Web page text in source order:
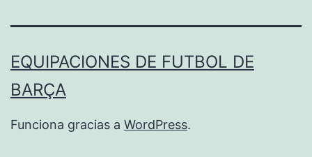
EQUIPACIONES DE FUTBOL DE
BARÇA
Funciona gracias a WordPress.